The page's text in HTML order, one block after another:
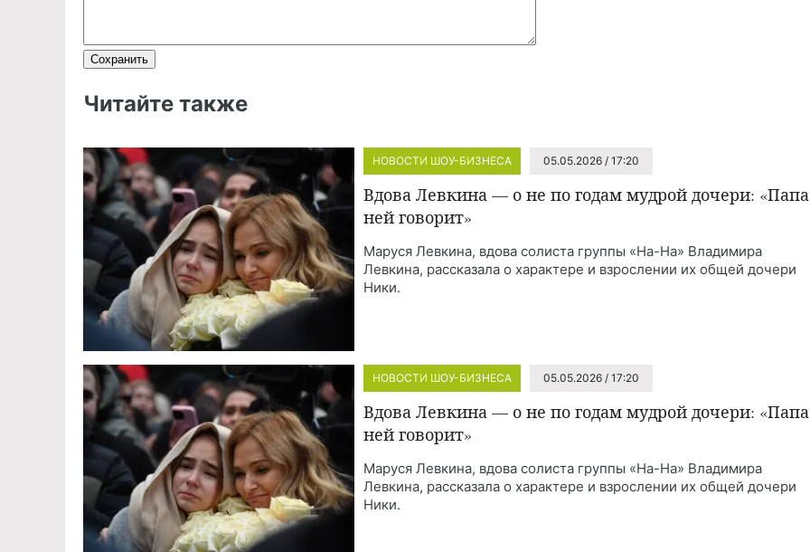
Читайте также
НОВОСТИ ШОУ-БИЗНЕСА 05.05.2026 / 17:20
Вдова Левкина — о не по годам мудрой дочери:
ней говорит»
Маруся Левкина, вдова солиста группы «На-На» Владимира
Левкина, рассказала о характере и взрослении их общей дочери
Ники.
НОВОСТИ ШОУ-БИЗНЕСА 05.05.2026 / 17:20
Вдова Левкина — о не по годам мудрой дочери:
ней говорит»
Маруся Левкина, вдова солиста группы «На-На» Владимира
Левкина, рассказала о характере и взрослении их общей дочери
Ники.